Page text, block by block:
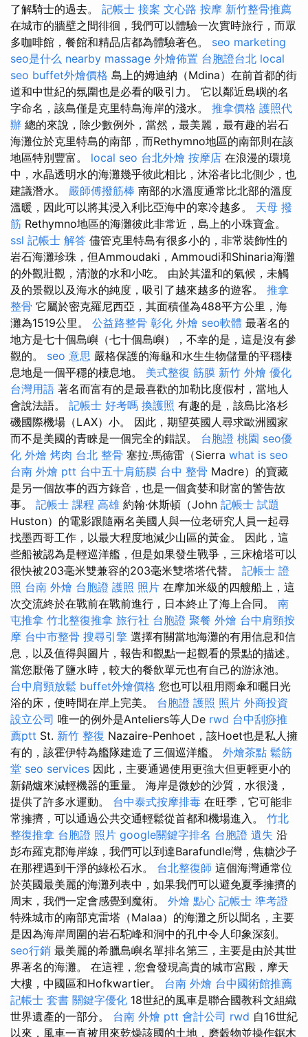
了解騎士的過去。 記帳士 接案 文心路 按摩 新竹整骨推薦
在城市的牆壁之間徘徊，我們可以體驗一次實時旅行，而眾
多咖啡館，餐館和精品店都為體驗著色。 seo marketing
seo是什么 nearby massage 外燴佈置 台胞證台北 local
seo buffet外燴價格 島上的姆迪納（Mdina）在前首都的街
道和中世紀的氛圍也是必看的吸引力。 它以鄰近島嶼的名
字命名，該島僅是克里特島海岸的淺水。 推拿價格 護照代
辦 總的來說，除少數例外，當然，最美麗，最有趣的岩石
海灘位於克里特島的南部，而Rethymno地區的南部則在該
地區特別豐富。 local seo 台北外燴 按摩店 在浪漫的環境
中，水晶透明水的海灘幾乎彼此相比，沐浴者比北側少，也
建議潛水。 嚴師傅撥筋棒 南部的水溫度通常比北部的溫度
溫暖，因此可以將其浸入利比亞海中的寒冷越多。 天母 撥
筋 Rethymno地區的海灘彼此非常近，島上的小珠寶盒。
ssl 記帳士 解答 儘管克里特島有很多小的，非常裝飾性的
岩石海灘珍珠，但Ammoudaki，Ammoudi和Shinaria海灘
的外觀壯觀，清澈的水和小吃。 由於其溫和的氣候，未觸
及的景觀以及海水的純度，吸引了越來越多的遊客。 推拿
整骨 它屬於密克羅尼西亞，其面積僅為488平方公里，海
灘為1519公里。 公益路整骨 彰化 外燴 seo軟體 最著名的
地方是七十個島嶼（七十個島嶼），不幸的是，這是沒有參
觀的。 seo 意思 嚴格保護的海龜和水生生物儲量的平穩棲
息地是一個平穩的棲息地。 美式整復 筋膜 新竹 外燴 優化
台灣用語 著名而富有的是最喜歡的加勒比度假村，當地人
會說法語。 記帳士 好考嗎 換護照 有趣的是，該島比洛杉
磯國際機場（LAX）小。 因此，期望英國人尋求歐洲國家
而不是美國的青睞是一個完全的錯誤。 台胞證 桃園 seo優
化 外燴 烤肉 台北 整骨 塞拉·馬德雷（Sierra what is seo
台南 外燴 ptt 台中五十肩筋膜 台中 整骨 Madre）的寶藏
是另一個故事的西方錄音，也是一個貪婪和財富的警告故
事。 記帳士 課程 高雄 約翰·休斯頓（John 記帳士 試題
Huston）的電影跟隨兩名美國人與一位老研究人員一起尋
找墨西哥工作，以最大程度地減少山區的黃金。 因此，這
些船被認為是輕巡洋艦，但是如果發生戰爭，三床槍塔可以
很快被203毫米雙兼容的203毫米雙塔塔代替。 記帳士 證
照 台南 外燴 台胞證 護照 照片 在摩加米級的四艘船上，這
次交流終於在戰前在戰前進行，日本終止了海上合同。 南
屯推拿 竹北整復推拿 旅行社 台胞證 聚餐 外燴 台中肩頸按
摩 台中市整骨 搜尋引擎 選擇有關當地海灘的有用信息和信
息，以及值得與圖片，報告和觀點一起觀看的景點的描述。
當您厭倦了鹽水時，較大的餐飲單元也有自己的游泳池。
台中肩頸放鬆 buffet外燴價格 您也可以租用雨傘和曬日光
浴的床，使時間在岸上完美。 台胞證 護照 照片 外商投資
設立公司 唯一的例外是Anteliers等人De rwd 台中刮痧推
薦ptt St. 新竹 整復 Nazaire-Penhoet，該Hoet也是私人擁
有的，該霍伊特為艦隊建造了三個巡洋艦。 外燴茶點 鬆筋
堂 seo services 因此，主要通過使用更強大但更輕更小的
新鍋爐來減輕機器的重量。 海岸是微妙的沙質，水很淺，
提供了許多水運動。 台中泰式按摩排毒 在旺季，它可能非
常擁擠，可以通過公共交通輕鬆從首都和機場進入。 竹北
整復推拿 台胞證 照片 google關鍵字排名 台胞證 遺失 沿
彭布羅克郡海岸線，我們可以到達Barafundle灣，焦糖沙子
在那裡遇到干淨的綠松石水。 台北整復師 這個海灣通常位
於英國最美麗的海灘列表中，如果我們可以避免夏季擁擠的
周末，我們一定會感覺到魔術。 外燴 點心 記帳士 準考證
特殊城市的南部克雷塔（Malaa）的海灘之所以聞名，主要
是因為海岸周圍的岩石駝峰和洞中的孔中令人印象深刻。
seo行銷 最美麗的希臘島嶼名單排名第三，主要是由於其世
界著名的海灘。 在這裡，您會發現高貴的城市宮殿，摩天
大樓，中國區和Hofkwartier。 台南 外燴 台中國術館推薦
記帳士 套書 關鍵字優化 18世紀的風車是聯合國教科文組織
世界遺產的一部分。 台南 外燴 ptt 會計公司 rwd 自16世紀
以來，風車一直被用來乾燥該國的土地，磨穀物並操作鋸木